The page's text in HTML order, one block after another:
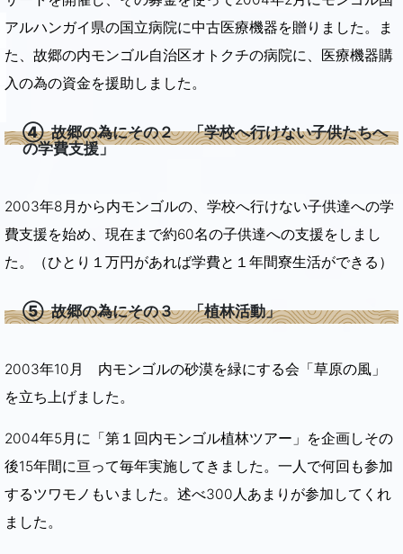
アルハンガイ県の国立病院に中古医療機器を贈りました。ま
た、故郷の内モンゴル自治区オトクチの病院に、医療機器購
入の為の資金を援助しました。
④ 故郷の為にその２ 「学校へ行けない子供たちへ
の学費支援」
2003年8月から内モンゴルの、学校へ行けない子供達への学
費支援を始め、現在まで約60名の子供達への支援をしまし
た。（ひとり１万円があれば学費と１年間寮生活ができる）
⑤ 故郷の為にその３ 「植林活動」
2003年10月 内モンゴルの砂漠を緑にする会「草原の風」
を立ち上げました。
2004年5月に「第１回内モンゴル植林ツアー」を企画しその
後15年間に亘って毎年実施してきました。一人で何回も参加
するツワモノもいました。述べ300人あまりが参加してくれ
ました。